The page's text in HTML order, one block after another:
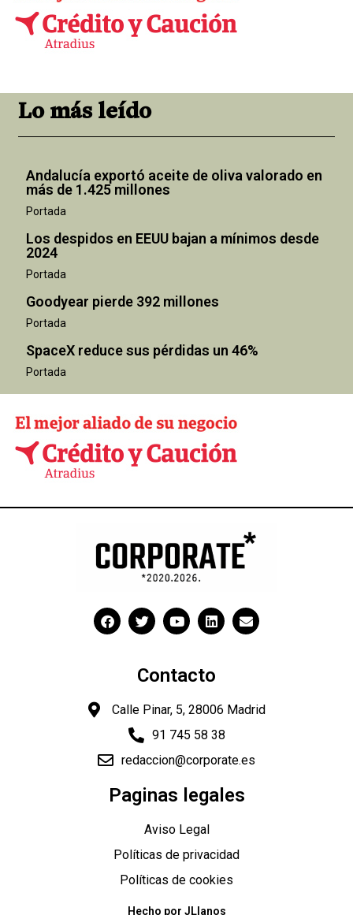
Lo más leído
Andalucía exportó aceite de oliva valorado en
más de 1.425 millones
Portada
Los despidos en EEUU bajan a mínimos desde
2024
Portada
Goodyear pierde 392 millones
Portada
SpaceX reduce sus pérdidas un 46%
Portada
Contacto
Calle Pinar, 5, 28006 Madrid
91 745 58 38
redaccion@corporate.es
Paginas legales
Aviso Legal
Políticas de privacidad
Políticas de cookies
Hecho por JLlanos